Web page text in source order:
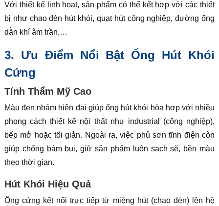
Với thiết kế linh hoạt, sản phẩm có thể kết hợp với các thiết
bị như chao đèn hút khói, quạt hút công nghiệp, đường ống
dẫn khí âm trần,…
3. Ưu Điểm Nổi Bật Ống Hút Khói
Cứng
Tính Thẩm Mỹ Cao
Màu đen nhám hiện đại giúp ống hút khói hòa hợp với nhiều
phong cách thiết kế nội thất như industrial (công nghiệp),
bếp mở hoặc tối giản. Ngoài ra, việc phủ sơn tĩnh điện còn
giúp chống bám bụi, giữ sản phẩm luôn sạch sẽ, bền màu
theo thời gian.
Hút Khói Hiệu Quả
Ống cứng kết nối trực tiếp từ miệng hút (chao đèn) lên hệ